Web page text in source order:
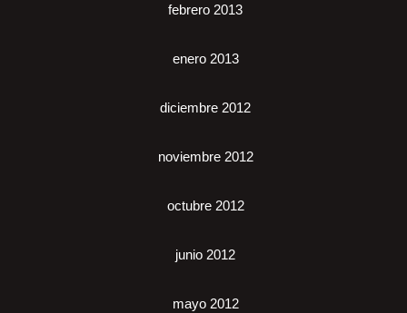
febrero 2013
enero 2013
diciembre 2012
noviembre 2012
octubre 2012
junio 2012
mayo 2012